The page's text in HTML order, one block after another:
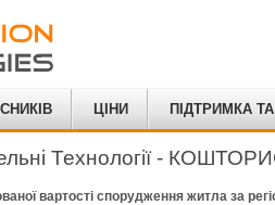
ЦІНИ ПІДТРИМКА
Технології -
вартості спорудження житла за